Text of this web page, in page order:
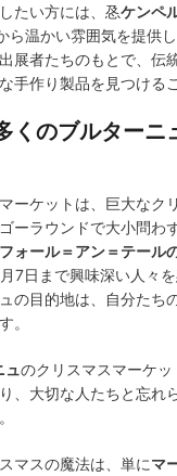
たい方には、㤂ケンペ
温かい雰囲気を提供し
展者たちのもとで、伝
手作り製品を見つける
くのブルターニ
ーケットは、巨大なク
ーラウンドで大小問わ
ォール＝アン＝テール
7日まで興味深い人々
の目的地は、自分たち
。
ュのクリスマスマーケ
、大切な人たちと忘れ
マスの魔法は、単にマ